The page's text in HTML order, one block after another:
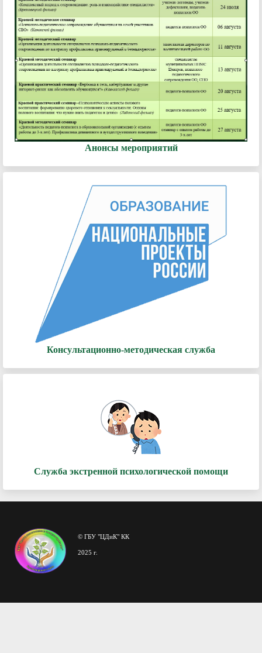
Анонсы мероприятий
Консультационно-методическая служба
Служба экстренной психологической помощи
© ГБУ "ЦДиК" КК
2025 г.